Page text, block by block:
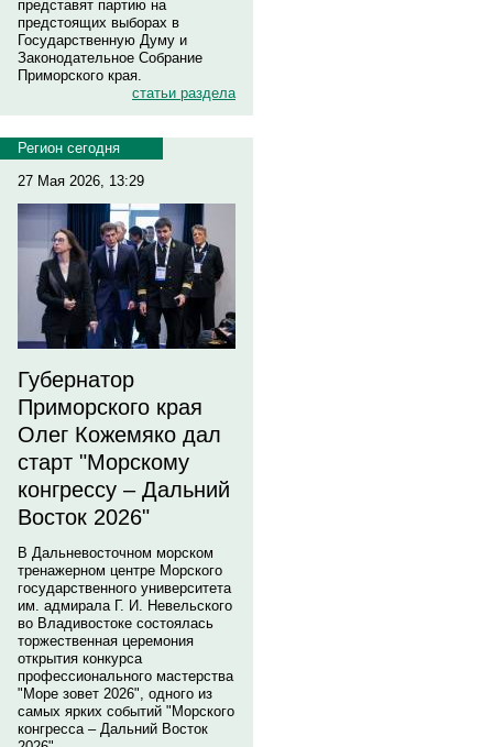
представят партию на
предстоящих выборах в
Государственную Думу и
Законодательное Собрание
Приморского края.
статьи раздела
Регион сегодня
27 Мая 2026, 13:29
Губернатор
Приморского края
Олег Кожемяко дал
старт "Морскому
конгрессу – Дальний
Восток 2026"
В Дальневосточном морском
тренажерном центре Морского
государственного университета
им. адмирала Г. И. Невельского
во Владивостоке состоялась
торжественная церемония
открытия конкурса
профессионального мастерства
"Море зовет 2026", одного из
самых ярких событий "Морского
конгресса – Дальний Восток